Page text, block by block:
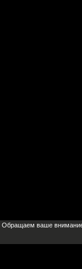
Обращаем ваше